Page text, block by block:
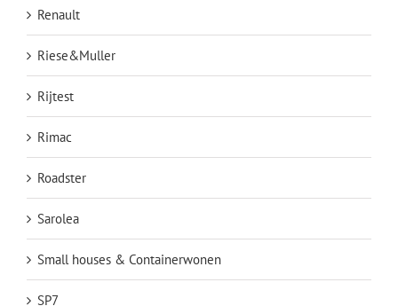
Renault
Riese&Muller
Rijtest
Rimac
Roadster
Sarolea
Small houses & Containerwonen
SP7